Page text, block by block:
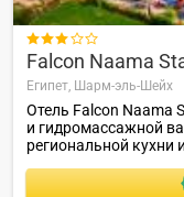

Falcon Naama
Египет, Шарм-эль-Шейх
Отель Falcon Naama
и гидромассажной
региональной кухни